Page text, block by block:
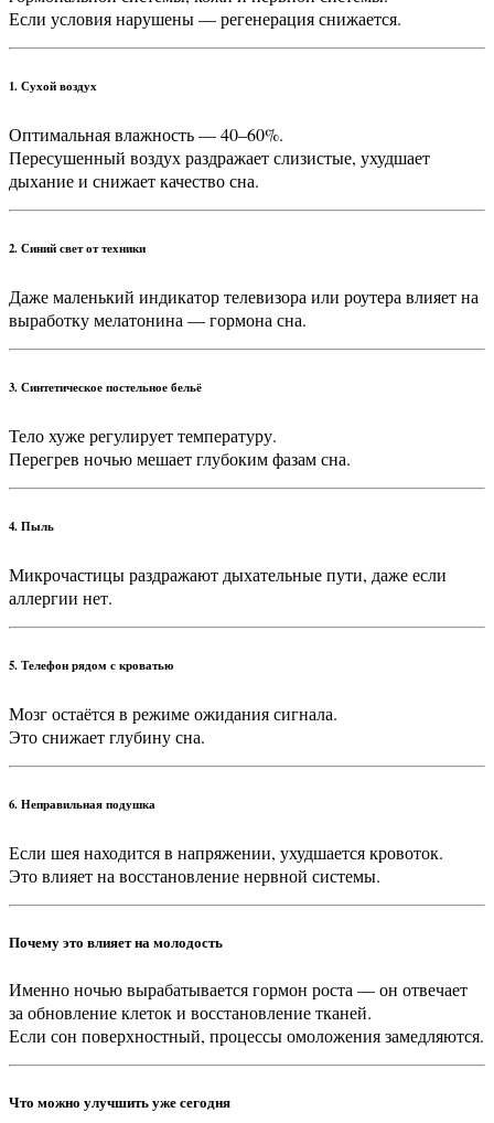
Если условия нарушены — регенерация снижается.
1. Сухой воздух
Оптимальная влажность — 40–60%.
Пересушенный воздух раздражает слизистые, ухудшает
дыхание и снижает качество сна.
2. Синий свет от техники
Даже маленький индикатор телевизора или роутера влияет на
выработку мелатонина — гормона сна.
3. Синтетическое постельное бельё
Тело хуже регулирует температуру.
Перегрев ночью мешает глубоким фазам сна.
4. Пыль
Микрочастицы раздражают дыхательные пути, даже если
аллергии нет.
5. Телефон рядом с кроватью
Мозг остаётся в режиме ожидания сигнала.
Это снижает глубину сна.
6. Неправильная подушка
Если шея находится в напряжении, ухудшается кровоток.
Это влияет на восстановление нервной системы.
Почему это влияет на молодость
Именно ночью вырабатывается гормон роста — он отвечает
за обновление клеток и восстановление тканей.
Если сон поверхностный, процессы омоложения замедляются.
Что можно улучшить уже сегодня